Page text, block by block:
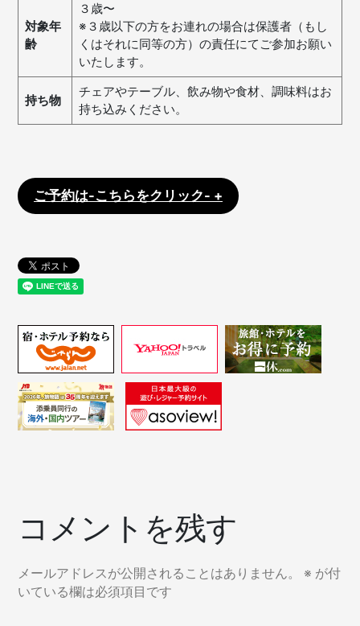
対象年
齢
３歳〜
※３歳以下の方をお連れの場合は保護者（もし
くはそれに同等の方）の責任にてご参加お願い
いたします。
持ち物
チェアやテーブル、飲み物や食材、調味料はお
持ち込みください。
ご予約は-こちらをクリック- +
コメントを残す
メールアドレスが公開されることはありません。 ※ が付
いている欄は必須項目です